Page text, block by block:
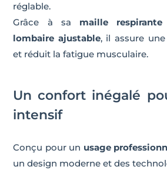
réglable.
Grâce à sa maille respirante
lombaire ajustable, il assure
et réduit la fatigue musculaire.
Un confort inégalé
intensif
Conçu pour un usage
un design moderne et des